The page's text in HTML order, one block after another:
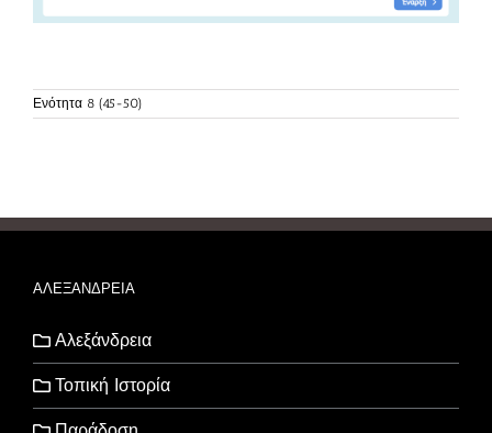
Ενότητα 8 (45-50)
ΑΛΕΞΑΝΔΡΕΙΑ
Αλεξάνδρεια
Τοπική Ιστορία